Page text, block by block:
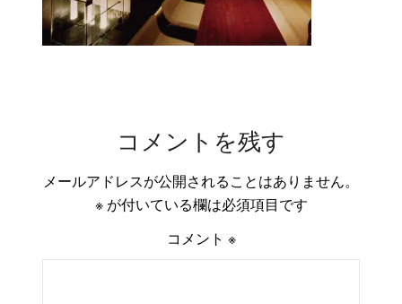
コメントを残す
メールアドレスが公開されることはありません。
※が付いている欄は必須項目です
コメント ※